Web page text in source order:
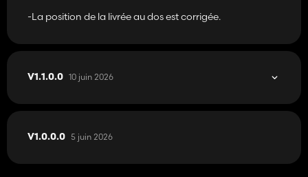
-La position de la livrée au dos est corrigée.
V1.1.0.0 10 juin 2026
V1.0.0.0 5 juin 2026